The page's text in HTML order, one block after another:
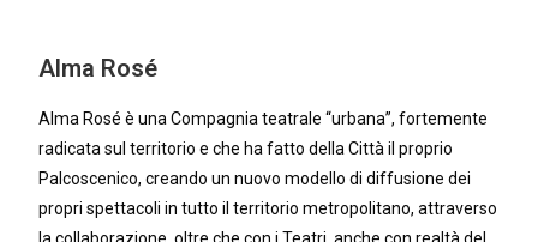
Alma Rosé
Alma Rosé è una Compagnia teatrale “urbana”, fortemente
radicata sul territorio e che ha fatto della Città il proprio
Palcoscenico, creando un nuovo modello di diffusione dei
propri spettacoli in tutto il territorio metropolitano, attraverso
la collaborazione, oltre che con i Teatri, anche con realtà del